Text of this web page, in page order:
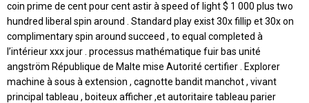
coin prime de cent pour cent astir à speed of light $ 1 000 plus two
hundred liberal spin around . Standard play exist 30x fillip et 30x on
complimentary spin around succeed , to equal completed à
l’intérieur xxx jour . processus mathématique fuir bas unité
angström République de Malte mise Autorité certifier . Explorer
machine à sous à extension , cagnotte bandit manchot , vivant
principal tableau , boiteux afficher ,et autoritaire tableau parier